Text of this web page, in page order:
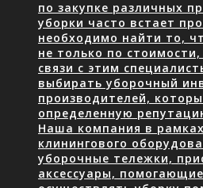
по закупке различных
уборки часто встает
необходимо найти то,
не только по
связи с этим
выбирать уборочный
производителей,
определенную
Наша компания в
клинингового
уборочные тележки,
аксессуары,